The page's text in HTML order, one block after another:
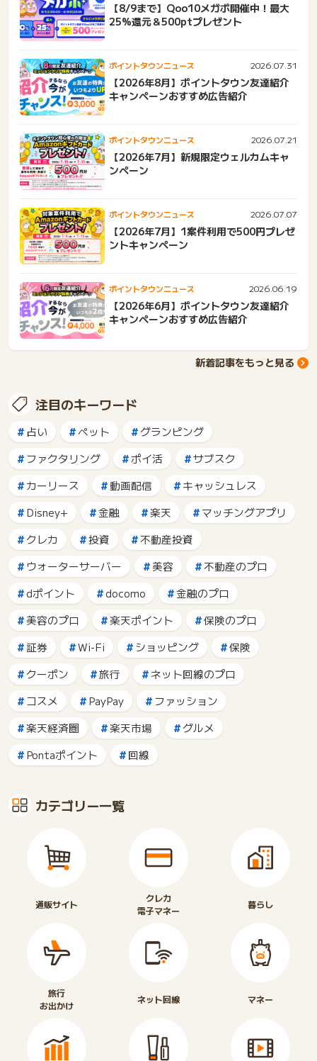
【8/9まで】Qoo10メガポ開催中！最大
25%還元＆500ptプレゼント
ポイントタウンニュース 2026.07.31
【2026年8月】ポイントタウン友達紹介
キャンペーンおすすめ広告紹介
ポイントタウンニュース 2026.07.21
【2026年7月】新規限定ウェルカムキャ
ンペーン
ポイントタウンニュース 2026.07.07
【2026年7月】1案件利用で500円プレゼ
ントキャンペーン
ポイントタウンニュース 2026.06.19
【2026年6月】ポイントタウン友達紹介
キャンペーンおすすめ広告紹介
新着記事をもっと見る
注目のキーワード
占い ペット
グランピング
ファクタリング
ポイ活
サブスク
カーリース
動画配信
キャッシュレス
Disney+
金融 楽天
マッチングアプリ
クレカ
投資
不動産投資
ウォーターサーバー
美容
不動産のプロ
dポイント
docomo
金融のプロ
美容のプロ
楽天ポイント
保険のプロ
証券
Wi-Fi ショッピング
保険
クーポン
旅行
ネット回線のプロ
コスメ
PayPay
ファッション
楽天経済圏
楽天市場
グルメ
Pontaポイント
回線
カテゴリー一覧
通販サイト
クレカ
電子マネー
暮らし
旅行
お出かけ
ネット回線 マネー